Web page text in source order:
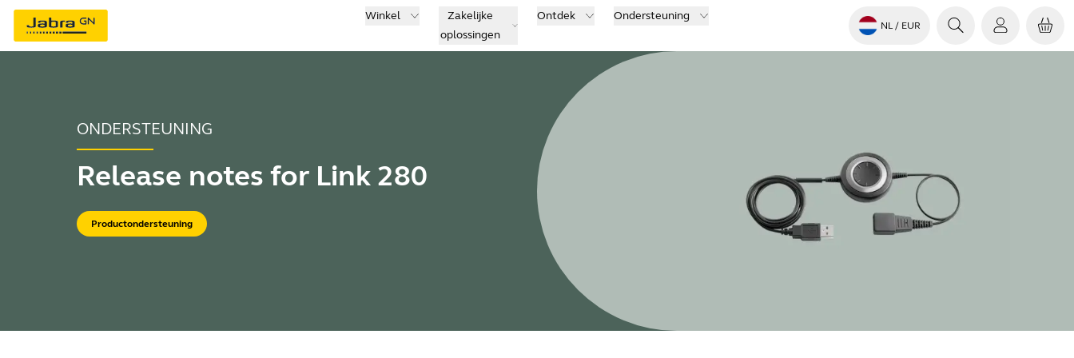
Winkel
Zakelijke
oplossingen
Ontdek Ondersteuning
NL / EUR
ONDERSTEUNING
Release notes for Link 280
Productondersteuning